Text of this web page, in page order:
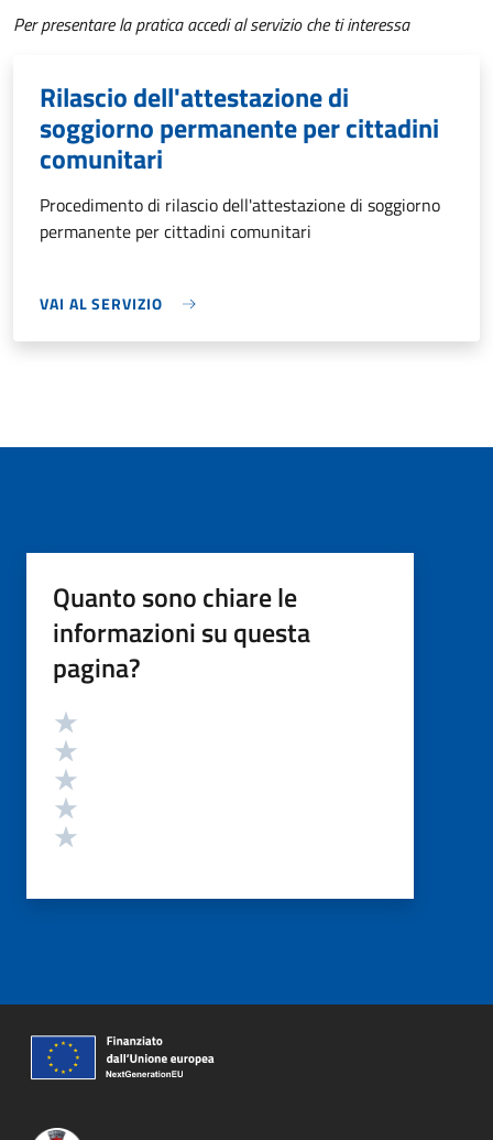
Per presentare la pratica accedi al servizio che ti interessa
Rilascio dell'attestazione di
soggiorno permanente per cittadini
comunitari
Procedimento di rilascio dell'attestazione di soggiorno
permanente per cittadini comunitari
VAI AL SERVIZIO
Quanto sono chiare le
informazioni su questa
pagina?
Valutazione